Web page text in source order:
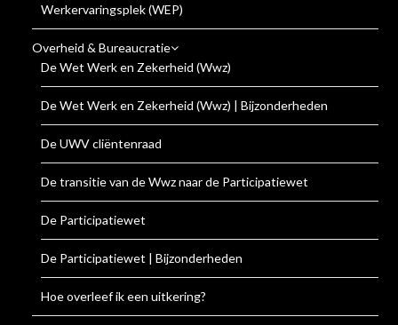
Werkervaringsplek (WEP)
Overheid & Bureaucratie
De Wet Werk en Zekerheid (Wwz)
De Wet Werk en Zekerheid (Wwz) | Bijzonderheden
De UWV cliëntenraad
De transitie van de Wwz naar de Participatiewet
De Participatiewet
De Participatiewet | Bijzonderheden
Hoe overleef ik een uitkering?